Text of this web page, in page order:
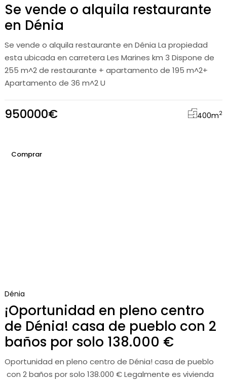
Se vende o alquila restaurante
en Dénia
Se vende o alquila restaurante en Dénia La propiedad
esta ubicada en carretera Les Marines km 3 Dispone de
255 m^2 de restaurante + apartamento de 195 m^2+
Apartamento de 36 m^2 U
950000€ 400m2
Comprar
Dénia
¡Oportunidad en pleno centro
de Dénia! casa de pueblo con 2
baños por solo 138.000 €
Oportunidad en pleno centro de Dénia! casa de pueblo
con 2 baños por solo 138.000 € Legalmente es vivienda